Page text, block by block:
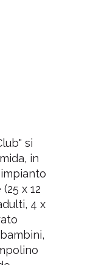
si
in
x 12
4 x